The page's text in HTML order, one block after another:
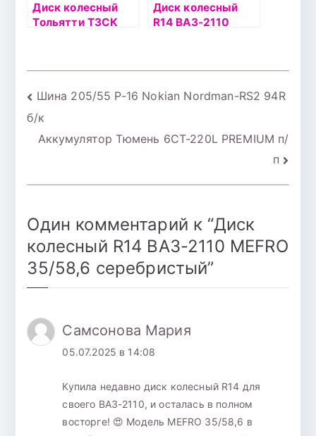
Диск колесный
Тольятти ТЗСК
Диск колесный
R14 ВАЗ-2110
Навигация
по
Шина 205/55 Р-16 Nokian Nordman-RS2 94R
б/к
Аккумулятор Тюмень 6СТ-220L PREMIUM п/
п
Один комментарий к “Диск
колесный R14 ВАЗ-2110 MEFRO
35/58,6 серебристый”
Самсонова Мария
05.07.2025 в 14:08
Купила недавно диск колесный R14 для
своего ВАЗ-2110, и осталась в полном
восторге! 😍 Модель MEFRO 35/58,6 в